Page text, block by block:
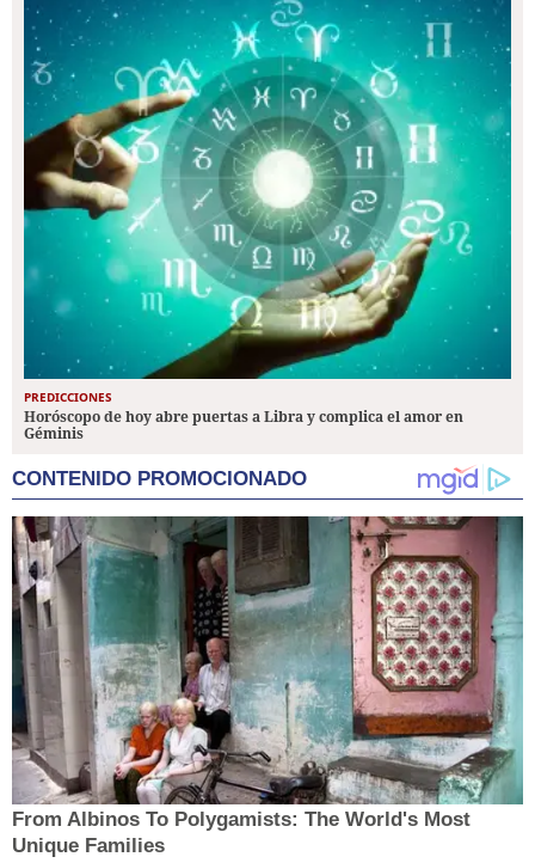
PREDICCIONES
Horóscopo de hoy abre puertas a Libra y complica el amor en
Géminis
CONTENIDO PROMOCIONADO
From Albinos To Polygamists: The World's Most
Unique Families